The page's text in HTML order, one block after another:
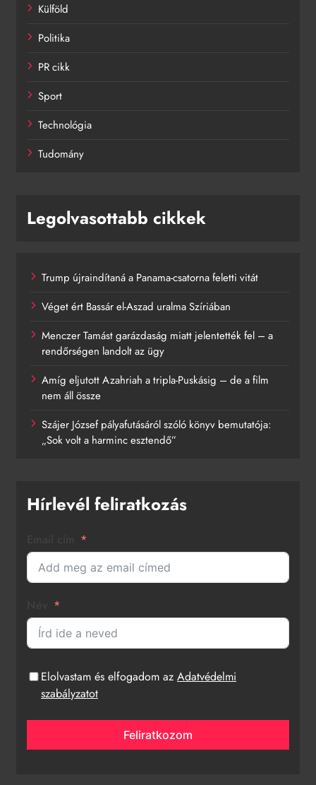
Külföld
Politika
PR cikk
Sport
Technológia
Tudomány
Legolvasottabb cikkek
Trump újraindítaná a Panama-csatorna feletti vitát
Véget ért Bassár el-Aszad uralma Szíriában
Menczer Tamást garázdaság miatt jelentették fel – a
rendőrségen landolt az ügy
Amíg eljutott Azahriah a tripla-Puskásig – de a film
nem áll össze
Szájer József pályafutásáról szóló könyv bemutatója:
„Sok volt a harminc esztendő”
Hírlevél feliratkozás
Elolvastam és elfogadom az Adatvédelmi
szabályzatot
Feliratkozom